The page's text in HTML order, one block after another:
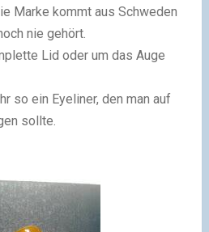
Marke kommt aus Schweden
nie gehört.
Lid oder um das Auge
so ein Eyeliner, den man auf
sollte.